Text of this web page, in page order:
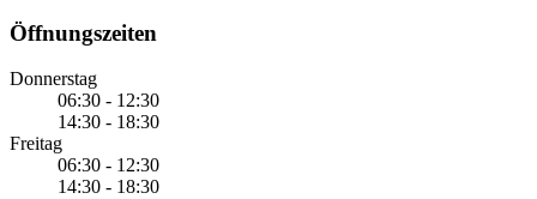
Öffnungszeiten
Donnerstag
06:30 - 12:30
14:30 - 18:30
Freitag
06:30 - 12:30
14:30 - 18:30